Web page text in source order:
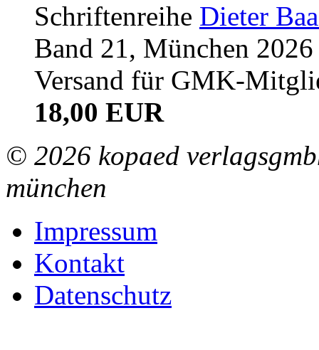
Schriftenreihe Dieter
Band 21, München
Versand für GMK-
18,00 EUR
© 2026 kopaed
münchen
Impressum
Kontakt
Datenschutz